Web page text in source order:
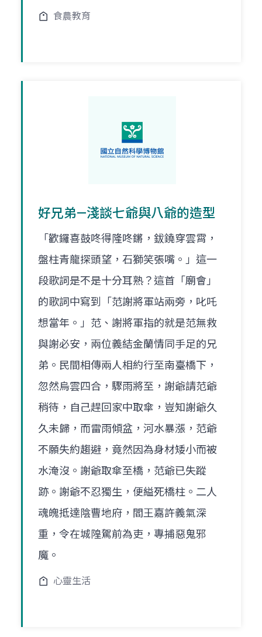
食農教育
好兄弟—淺談七爺與八爺的造型
「歡鑼喜鼓咚得隆咚鏘，鈸鐃穿雲霄，
盤柱青龍探頭望，石獅笑張嘴。」這一
段歌詞是不是十分耳熟？這首「廟會」
的歌詞中寫到「范謝將軍站兩旁，叱吒
想當年。」范、謝將軍指的就是范無救
與謝必安，兩位義結金蘭情同手足的兄
弟。民間相傳兩人相約行至南臺橋下，
忽然烏雲四合，驟雨將至，謝爺請范爺
稍待，自己趕回家中取傘，豈知謝爺久
久未歸，而雷雨傾盆，河水暴漲，范爺
不願失約趨避，竟然因為身材矮小而被
水淹沒。謝爺取傘至橋，范爺已失蹤
跡。謝爺不忍獨生，便縊死橋柱。二人
魂魄抵達陰曹地府，閻王嘉許義氣深
重，令在城隍駕前為吏，專捕惡鬼邪
魔。
心靈生活